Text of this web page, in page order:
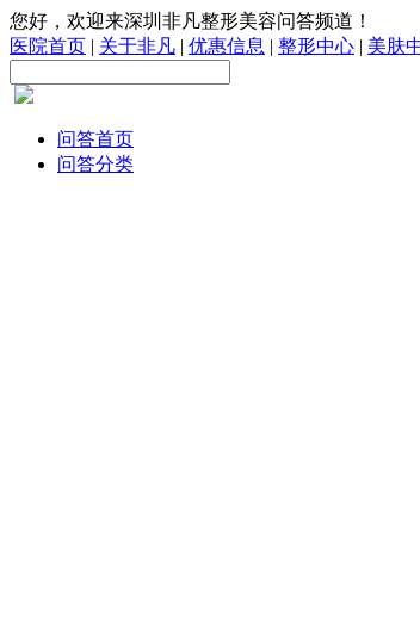
您好，欢迎来深圳非凡整形美容问答频道！
医院首页 | 关于非凡 | 优惠信息 | 整形中心 | 美肤
问答首页
问答分类